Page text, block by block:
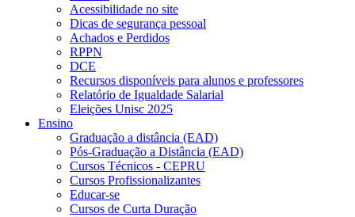
Acessibilidade no site
Dicas de segurança pessoal
Achados e Perdidos
RPPN
DCE
Recursos disponíveis para alunos e professores
Relatório de Igualdade Salarial
Eleições Unisc 2025
Ensino
Graduação a distância (EAD)
Pós-Graduação a Distância (EAD)
Cursos Técnicos - CEPRU
Cursos Profissionalizantes
Educar-se
Cursos de Curta Duração